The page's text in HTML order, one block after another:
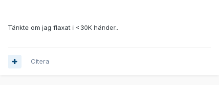
Tänkte om jag flaxat i <30K händer..
Citera